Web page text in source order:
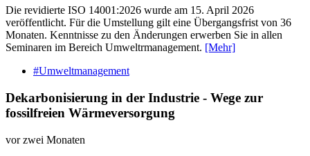
Die revidierte ISO 14001:2026 wurde am 15. April 2026
veröffentlicht. Für die Umstellung gilt eine Übergangsfrist von 36
Monaten. Kenntnisse zu den Änderungen erwerben Sie in allen
Seminaren im Bereich Umweltrmanagement. [Mehr]
#Umweltmanagement
Dekarbonisierung in der Industrie - Wege zur
fossilfreien Wärmeversorgung
vor zwei Monaten